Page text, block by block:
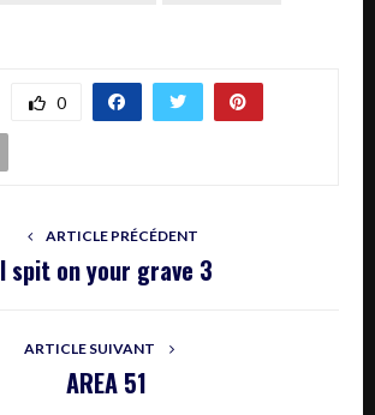
0
ARTICLE PRÉCÉDENT
I spit on your grave 3
ARTICLE SUIVANT
AREA 51